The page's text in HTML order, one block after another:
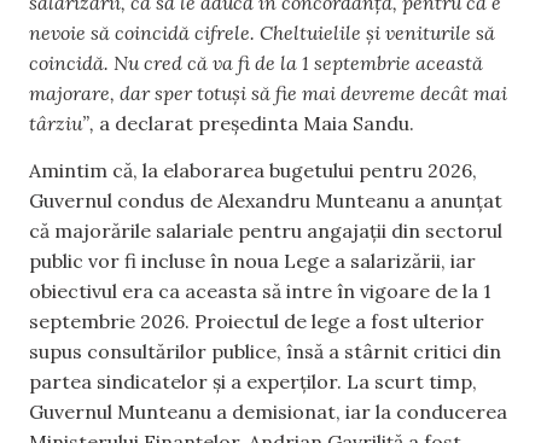
nevoie să coincidă cifrele. Cheltuielile și veniturile să
coincidă. Nu cred că va fi de la 1 septembrie această
majorare, dar sper totuși să fie mai devreme decât mai
târziu”, a declarat președinta Maia Sandu.
Amintim că, la elaborarea bugetului pentru 2026,
Guvernul condus de Alexandru Munteanu a anunțat
că majorările salariale pentru angajații din sectorul
public vor fi incluse în noua Lege a salarizării, iar
obiectivul era ca aceasta să intre în vigoare de la 1
septembrie 2026. Proiectul de lege a fost ulterior
supus consultărilor publice, însă a stârnit critici din
partea sindicatelor și a experților. La scurt timp,
Guvernul Munteanu a demisionat, iar la conducerea